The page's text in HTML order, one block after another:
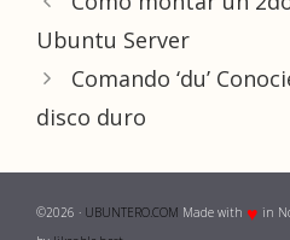
Ubuntu Server
Comando ‘du’
disco duro
©2026 · UBUNTERO.COM Made with ♥ in